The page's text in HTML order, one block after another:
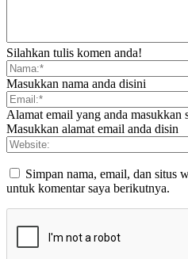
Silahkan tulis komen anda!
Masukkan nama anda disini
Alamat email yang anda masukkan
Masukkan alamat email anda disin
Simpan nama, email, dan situs
untuk komentar saya berikutnya.